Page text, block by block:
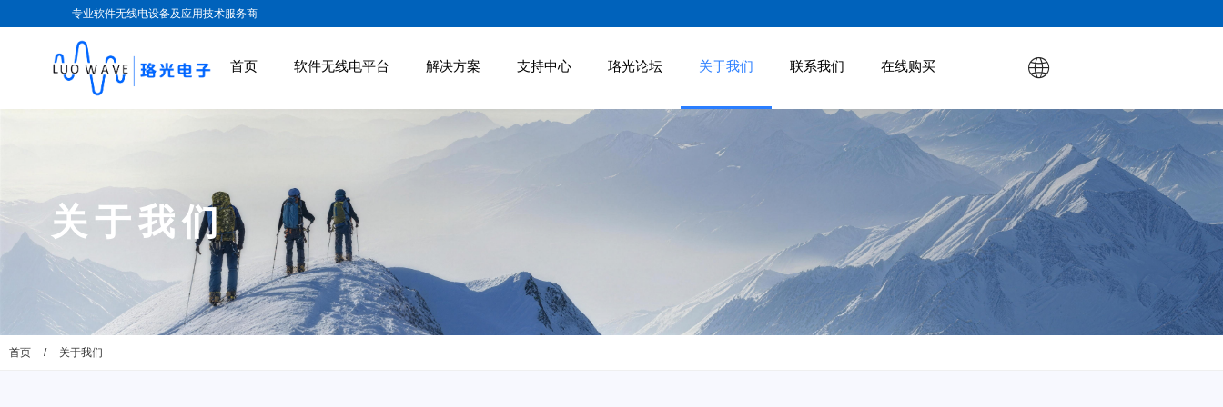
专业软件无线电设备及应用技术服务商
首页 软件无线电平台 解决方案 支持中心 珞光论坛 关于我们 联系我们 在线购买
关于我们
首页 / 关于我们